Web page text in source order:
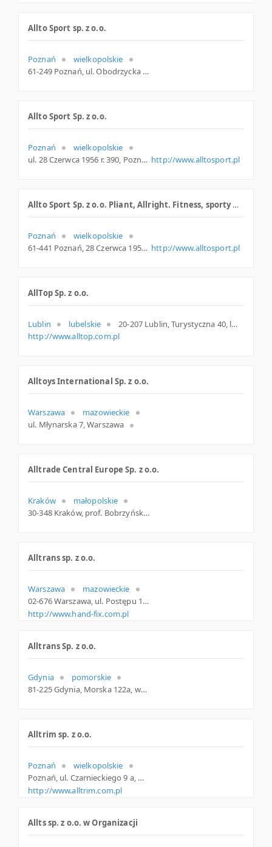
Allto Sport sp. z o.o.
Poznań
wielkopolskie
61-249 Poznań, ul. Obodrzycka 67, wielkopolskie
Allto Sport Sp. z o.o.
Poznań
wielkopolskie
ul. 28 Czerwca 1956 r. 390, Poznań http://www.alltosport.pl
Allto Sport Sp. z o.o. Pliant, Allright. Fitness, sporty walki
Poznań
wielkopolskie
61-441 Poznań, 28 Czerwca 1956r. 390, woj. Wielkopolskie, pow. Poznań, gm. Poznań http://www.alltosport.pl
AllTop Sp. z o.o.
Lublin lubelskie
20-207 Lublin, Turystyczna 40, lubelskie
http://www.alltop.com.pl
Alltoys International Sp. z o.o.
Warszawa
mazowieckie
ul. Młynarska 7, Warszawa
Alltrade Central Europe Sp. z o.o.
Kraków
małopolskie
30-348 Kraków, prof. Bobrzyńskiego 37/4, woj. Małopolskie, pow. Kraków, gm. Kraków
Alltrans sp. z o.o.
Warszawa
mazowieckie
02-676 Warszawa, ul. Postępu 11, mazowieckie
http://www.hand-fix.com.pl
Alltrans Sp. z o.o.
Gdynia
pomorskie
81-225 Gdynia, Morska 122a, woj. Pomorskie, pow. Gdynia, gm. Gdynia
Alltrim sp. z o.o.
Poznań
wielkopolskie
Poznań, ul. Czarnieckiego 9 a, wielkopolskie
http://www.alltrim.com.pl
Allts sp. z o.o. w Organizacji